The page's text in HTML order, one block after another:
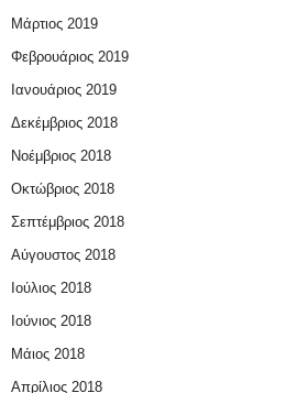
Μάρτιος 2019
Φεβρουάριος 2019
Ιανουάριος 2019
Δεκέμβριος 2018
Νοέμβριος 2018
Οκτώβριος 2018
Σεπτέμβριος 2018
Αύγουστος 2018
Ιούλιος 2018
Ιούνιος 2018
Μάιος 2018
Απρίλιος 2018